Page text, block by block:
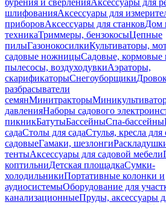
бурения и сверленияАксессуары для
шлифованияАксессуары для
приборовАксессуары для станковДом
техникаТриммеры, бензокосыЦепные
пилыГазонокосилкиКультиваторы,
садовые ножницыСадовые, кормовые
пылесосы, воздуходувкиАэраторы,
скарификаторыСнегоуборщики
разбрасыватели
семянМинитракторы
давленияНаборы садового
пикникБатутыБассейныСпа-бассейны
садаСтолы для садаСтулья, кресла для
садовыеГамаки, шезлонги
тентыАксессуары для садовой мебели
коптильниДетская площадкаСумки-
холодильникиПортативные колонки и
аудиосистемыОборудование для
канализационныеПруды, аксессуары